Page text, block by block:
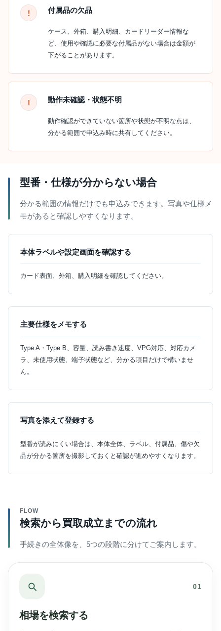
付属品の欠品
ケース、外箱、購入明細、カードリーダー情報な
ど、使用や確認に必要な付属品がない場合は金額が
下がることがあります。
動作未確認・状態不明
動作確認ができていない箇所や状態が不明な点は、
分かる範囲で申込み時に共有してください。
型番・仕様が分からない場合
分かる範囲の情報だけでも申込みできます。写真や仕様メ
モがあると確認しやすくなります。
本体ラベルや設定画面を確認する
カード表面、外箱、購入明細を確認してください。
主要仕様をメモする
Type A・Type B、容量、読み書き速度、VPG対応、対応カメ
ラ、未使用状態、端子状態など、分かる項目だけで構いませ
ん。
写真を添えて登録する
型番が読みにくい場合は、本体全体、ラベル、付属品、傷や欠
品が分かる箇所を撮影しておくと確認が進めやすくなります。
FLOW
検索から買取成立までの流れ
手続きの全体像を、5つの段階に分けてご案内します。
01
相場を検索する